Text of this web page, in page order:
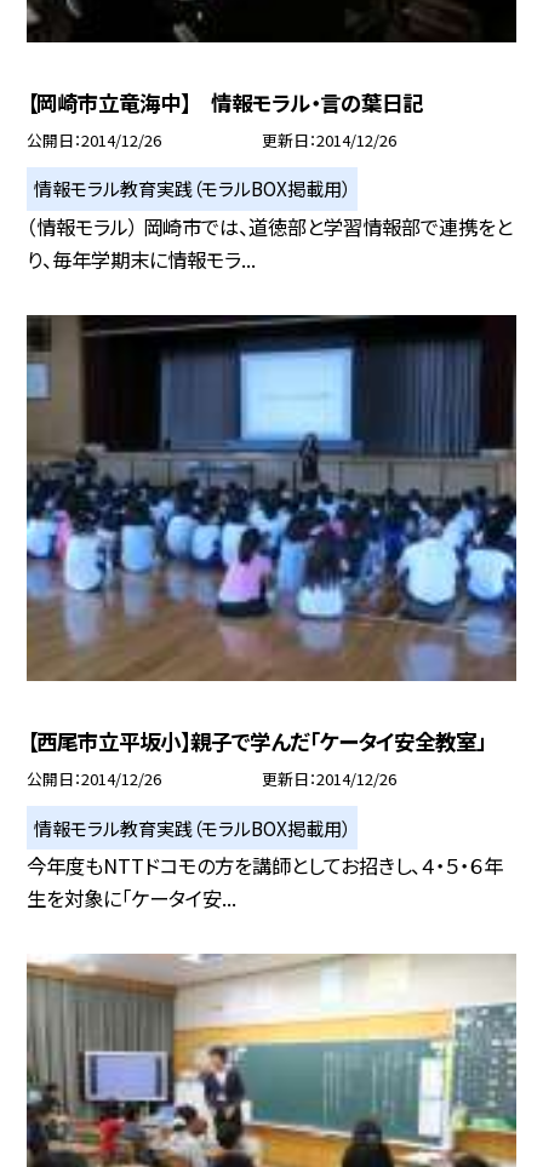
【岡崎市立竜海中】 情報モラル・言の葉日記
公開日 2014/12/26 更新日 2014/12/26
情報モラル教育実践（モラルBOX掲載用）
（情報モラル） 岡崎市では、道徳部と学習情報部で連携をと
り、毎年学期末に情報モラ...
【西尾市立平坂小】親子で学んだ「ケータイ安全教室」
公開日 2014/12/26 更新日 2014/12/26
情報モラル教育実践（モラルBOX掲載用）
今年度もNTTドコモの方を講師としてお招きし、４・５・６年
生を対象に「ケータイ安...